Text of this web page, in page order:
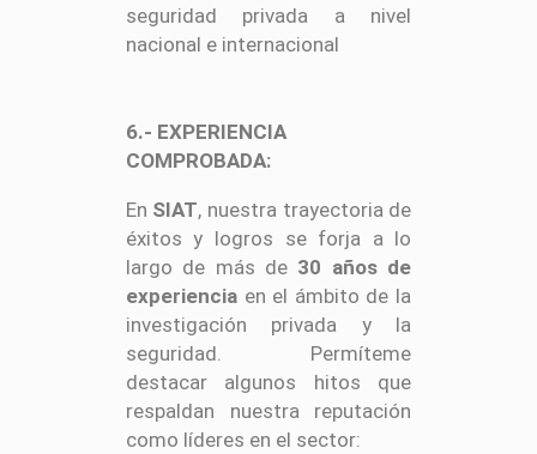
seguridad privada a nivel
nacional e internacional
6.- EXPERIENCIA
COMPROBADA:
En SIAT, nuestra trayectoria de
éxitos y logros se forja a lo
largo de más de 30 años de
experienciaen el ámbito de la
investigación privada y la
seguridad. Permíteme
destacar algunos hitos que
respaldan nuestra reputación
como líderes en el sector: